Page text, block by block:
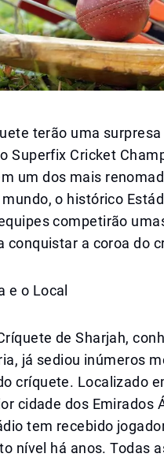
terão uma
Superfix Cricket
um dos mais
o histórico
competirão
conquistar a coroa do
e o Local
de Sharjah,
já sediou inúmeros
críquete. Localizado
cidade dos Emirados
tem recebido
nível há anos. Todas